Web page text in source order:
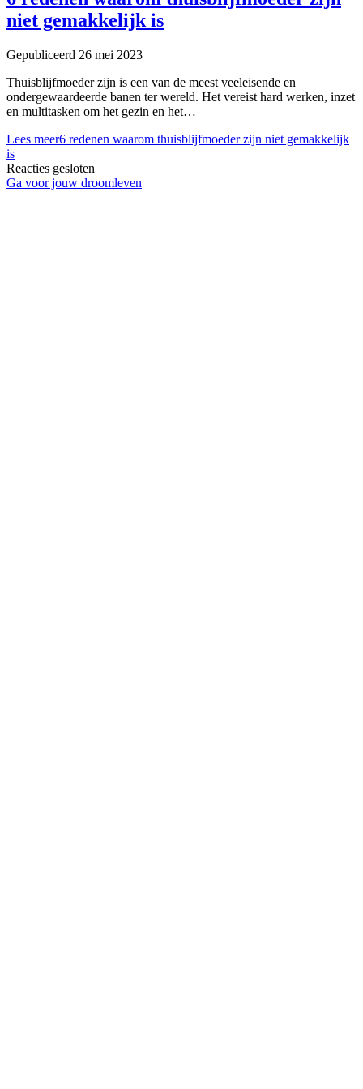
niet gemakkelijk is
Gepubliceerd 26 mei 2023
Thuisblijfmoeder zijn is een van de meest veeleisende en
ondergewaardeerde banen ter wereld. Het vereist hard werken, inzet
en multitasken om het gezin en het…
Lees meer6 redenen waarom thuisblijfmoeder zijn niet gemakkelijk
is
Reacties gesloten
Ga voor jouw droomleven